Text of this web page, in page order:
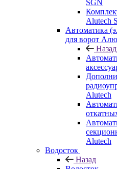
SGN
Alutech
Автоматика
для ворот
Назад
Alutech
Alutech
Водосток
Назад